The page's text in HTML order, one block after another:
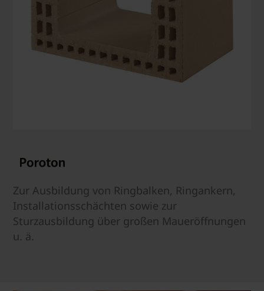
Zur Ausbildung von Ringbalken, Ringankern,
Installationsschächten sowie zur
Sturzausbildung über großen Maueröffnungen
u. ä.